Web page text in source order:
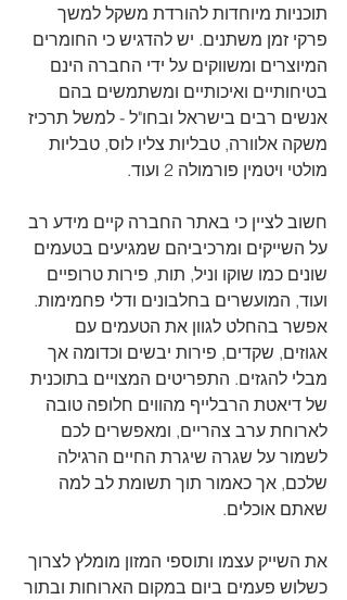
תוכניות מיוחדות להורדת משקל למשך
פרקי זמן משתנים. יש להדגיש כי החומרים
המיוצרים ומשווקים על ידי החברה הינם
בטיחותיים ואיכותיים ומשתמשים בהם
אנשים רבים בישראל ובחו"ל - למשל תרכיז
משקה אלוורה, טבליות צליו לוס, טבליות
מולטי ויטמין פורמולה 2 ועוד.
חשוב לציין כי באתר החברה קיים מידע רב
על השייקים ומרכיביהם שמגיעים בטעמים
שונים כמו שוקו וניל, תות, פירות טרופיים
ועוד, המועשרים בחלבונים ודלי פחמימות.
אפשר בהחלט לגוון את הטעמים עם
אגוזים, שקדים, פירות יבשים וכדומה אך
מבלי להגזים. התפריטים המצויים בתוכנית
של דיאטת הרבלייף מהווים חלופה טובה
לארוחת ערב צהריים, ומאפשרים לכם
לשמור על שגרה שיגרת החיים הרגילה
שלכם, אך כאמור תוך תשומת לב למה
שאתם אוכלים.
את השייק עצמו ותוספי המזון מומלץ לצרוך
כשלוש פעמים ביום במקום הארוחות ובתור